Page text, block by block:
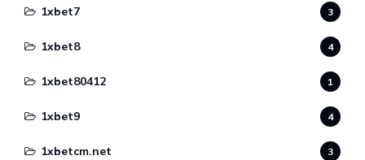
1xbet7 3
1xbet8 4
1xbet80412 1
1xbet9 4
1xbetcm.net 3